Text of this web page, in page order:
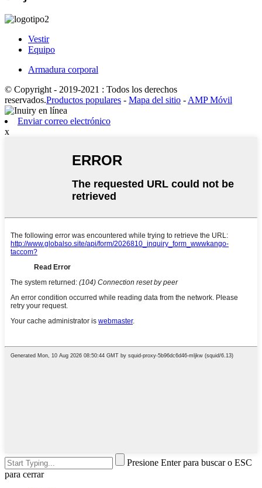
Vestir
Equipo
Armadura corporal
© Copyright - 2019-2021 : Todos los derechos
reservados.Productos populares - Mapa del sitio - AMP Móvil
Enviar correo electrónico
x
Presione Enter para buscar o ESC
para cerrar